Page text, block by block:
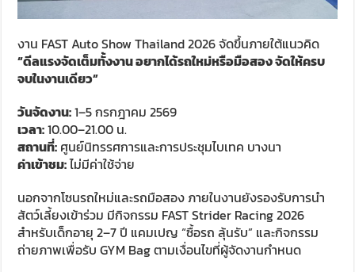
งาน FAST Auto Show Thailand 2026 จัดขึ้นภายใต้แนวคิด
“ดีลแรงจัดเต็มทั้งงาน อยากได้รถใหม่หรือมือสอง จัดให้ครบ
จบในงานเดียว”
วันจัดงาน:1–5 กรกฎาคม 2569
เวลา:10.00–21.00 น.
สถานที่: ศูนย์นิทรรศการและการประชุมไบเทค บางนา
ค่าเข้าชม:ไม่มีค่าใช้จ่าย
นอกจากโซนรถใหม่และรถมือสอง ภายในงานยังรองรับการนำ
สัตว์เลี้ยงเข้าร่วม มีกิจกรรม FAST Strider Racing 2026
สำหรับเด็กอายุ 2–7 ปี แคมเปญ “ซื้อรถ ลุ้นรับ” และกิจกรรม
ถ่ายภาพเพื่อรับ GYM Bag ตามเงื่อนไขที่ผู้จัดงานกำหนด